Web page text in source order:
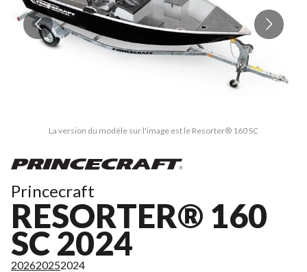
La version du modèle sur l'image est le Resorter® 160 SC
Princecraft
RESORTER® 160
SC 2024
202620252024